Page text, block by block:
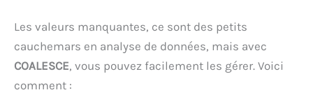
Les valeurs manquantes, ce sont des petits
cauchemars en analyse de données, mais avec
COALESCE, vous pouvez facilement les gérer. Voici
comment :